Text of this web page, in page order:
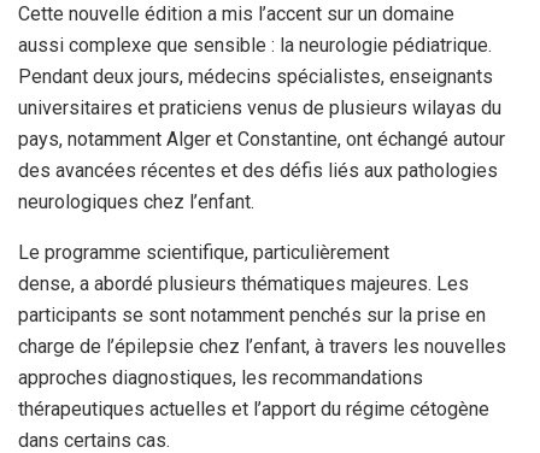
Cette nouvelle édition a mis l’accent sur un domaine
aussi complexe que sensible : la neurologie pédiatrique.
Pendant deux jours, médecins spécialistes, enseignants
universitaires et praticiens venus de plusieurs wilayas du
pays, notamment Alger et Constantine, ont échangé autour
des avancées récentes et des défis liés aux pathologies
neurologiques chez l’enfant.
Le programme scientifique, particulièrement
dense, a abordé plusieurs thématiques majeures. Les
participants se sont notamment penchés sur la prise en
charge de l’épilepsie chez l’enfant, à travers les nouvelles
approches diagnostiques, les recommandations
thérapeutiques actuelles et l’apport du régime cétogène
dans certains cas.